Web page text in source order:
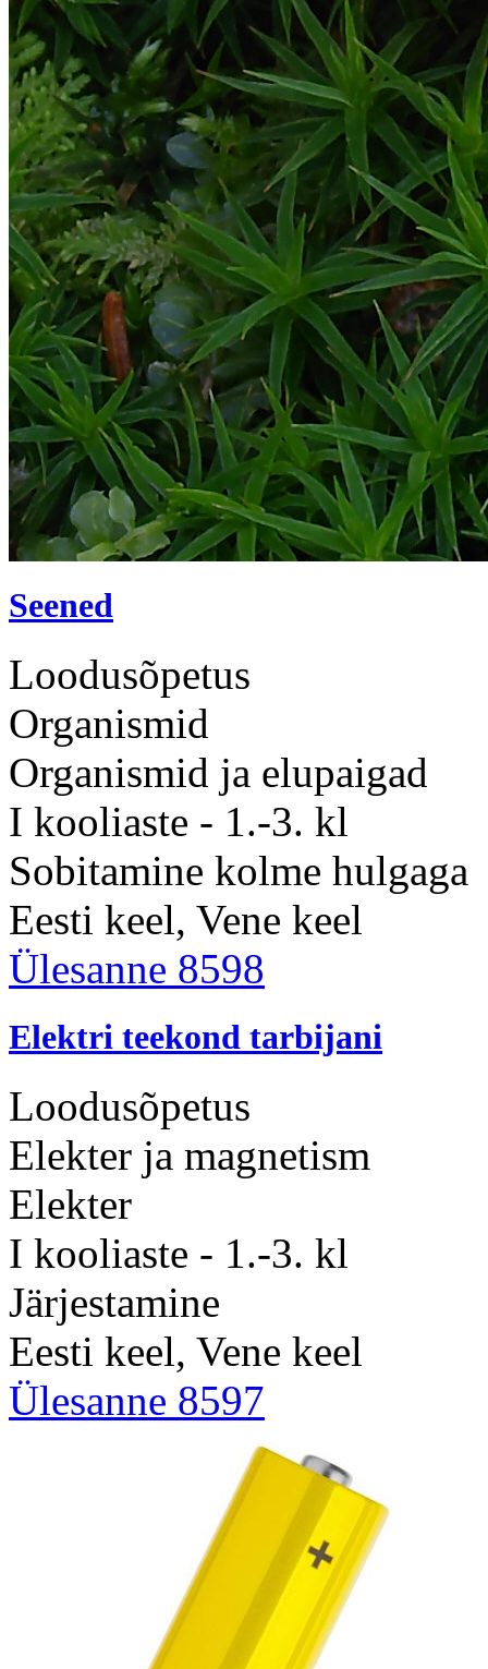
Seened
Loodusõpetus
Organismid
Organismid ja elupaigad
I kooliaste - 1.-3. kl
Sobitamine kolme hulgaga
Eesti keel, Vene keel
Ülesanne 8598
Elektri teekond tarbijani
Loodusõpetus
Elekter ja magnetism
Elekter
I kooliaste - 1.-3. kl
Järjestamine
Eesti keel, Vene keel
Ülesanne 8597